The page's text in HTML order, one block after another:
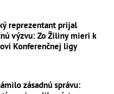
reprezentant prijal
výzvu: Zo Žiliny mieri k
Konferenčnej ligy
zásadnú správu: